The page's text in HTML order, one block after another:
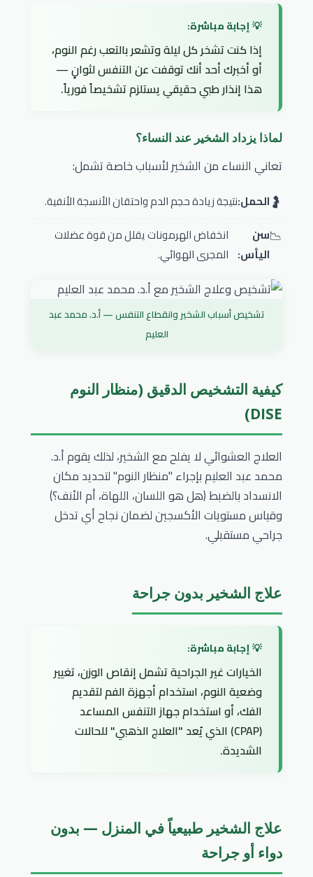
إذا كنت تشخر كل ليلة وتشعر بالتعب رغم النوم،
أو أخبرك أحد أنك توقفت عن التنفس لثوانٍ —
هذا إنذار طبي حقيقي يستلزم تشخيصاً فورياً.
لماذا يزداد الشخير عند النساء؟
تعاني النساء من الشخير لأسباب خاصة تشمل:
🤰الحمل:نتيجة زيادة حجم الدم واحتقان الأنسجة الأنفية.
📉سن
اليأس:
انخفاض الهرمونات يقلل من قوة عضلات
المجرى الهوائي.
تشخيص أسباب الشخير وانقطاع التنفس — أ.د. محمد عبد
العليم
كيفية التشخيص الدقيق (منظار النوم
DISE)
العلاج العشوائي لا يفلح مع الشخير، لذلك يقوم أ.د.
محمد عبد العليم بإجراء "منظار النوم" لتحديد مكان
الانسداد بالضبط (هل هو اللسان، اللهاة، أم الأنف؟)
وقياس مستويات الأكسجين لضمان نجاح أي تدخل
جراحي مستقبلي.
علاج الشخير بدون جراحة
الخيارات غير الجراحية تشمل إنقاص الوزن، تغيير
وضعية النوم، استخدام أجهزة الفم لتقديم
الفك، أو استخدام جهاز التنفس المساعد
(CPAP) الذي يُعد "العلاج الذهبي" للحالات
الشديدة.
علاج الشخير طبيعياً في المنزل — بدون
دواء أو جراحة